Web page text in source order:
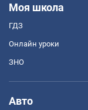
Моя школа
ГДЗ
Онлайн уроки
ЗНО
Авто